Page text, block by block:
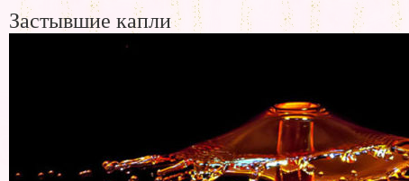
Застывшие капли